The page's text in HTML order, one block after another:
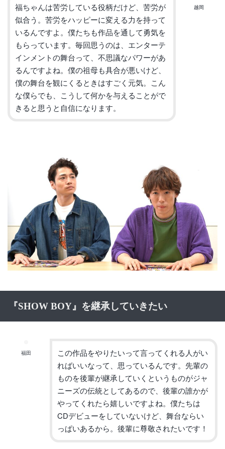
越岡
福ちゃんは苦労している役柄だけど、苦労が
似合う。苦労をハッピーに変える力を持って
いるんですよ。僕たちも作品を通して勇気を
もらっています。毎回思うのは、 エンターテ
インメントの舞台って、不思議なパワーがあ
るんですよね。僕の祖母も具合が悪いけど、
僕の舞台を観にくるときはすごく元気。 こん
な僕らでも、こうして何かを与えることがで
きると思うと自信になります。
『SHOW BOY』を継承していきたい
福田
この作品をやりたいって言ってくれる人がい
ればいいなって、 思っているんです。 先輩の
ものを後輩が継承していくというものがジャ
ニーズの伝統と してあるので、後輩の誰かが
やってくれたら嬉しいですよね。 僕たちは
CDデビューをしていないけど、 舞台ならい
っぱいあるから。後輩に尊敬されたいです！